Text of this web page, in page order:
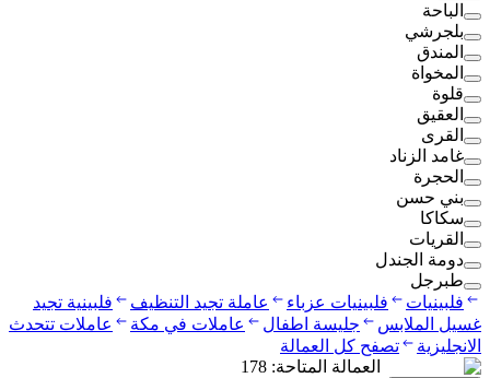
الباحة
بلجرشي
المندق
المخواة
قلوة
العقيق
القرى
غامد الزناد
الحجرة
بني حسن
سكاكا
القريات
دومة الجندل
طبرجل
فلبينيات
فلبينيات عزباء عاملة تجيد التنظيف
فلبينية تجيد
غسيل الملابس
جليسة اطفال عاملات في مكة
عاملات تتحدث
الانجليزية
تصفح كل العمالة
العمالة المتاحة:
178